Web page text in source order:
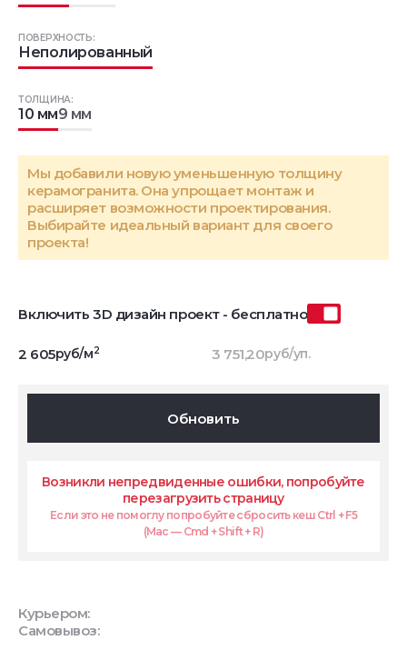
ТОЛЩИНА:
10 мм9 мм
ПОВЕРХНОСТЬ:
Неполированный
Мы добавили новую уменьшенную толщину
керамогранита. Она упрощает монтаж и
расширяет возможности проектирования.
Выбирайте идеальный вариант для своего
проекта!
Включить 3D дизайн проект - бесплатно
2 605руб/м2 3 751,20руб/уп.
Обновить
Возникли непредвиденные ошибки, попробуйте
перезагрузить страницу
Если это не помоглу попробуйте сбросить кеш Ctrl + F5
(Mac — Cmd + Shift + R)
Курьером:
Самовывоз: